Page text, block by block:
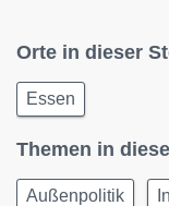
Orte in dieser
Essen
Themen in
Außenpolitik